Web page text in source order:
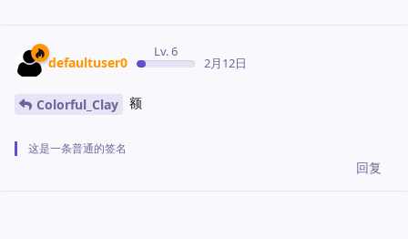
defaultuser0
Lv. 6
2月12日
Colorful_Clay 额
这是一条普通的签名
回复